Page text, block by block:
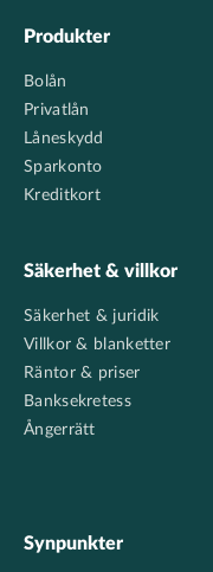
Footer
Produkter
Bolån
Privatlån
Låneskydd
Sparkonto
Kreditkort
Säkerhet & villkor
Säkerhet & juridik
Villkor & blanketter
Räntor & priser
Banksekretess
Ångerrätt
Synpunkter